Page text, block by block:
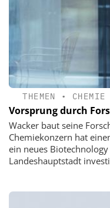
THEMEN • CHEMIE
Vorsprung durch
Wacker baut seine
Chemiekonzern hat
ein neues
Landeshauptstadt